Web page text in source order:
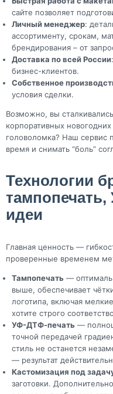
сайте позволяет
Личный менеджер:
ассортименту, срокам,
брендирования – от
Доставка по всей России
бизнес-клиентов.
Собственное
условия сделки.
Возможно, вы
корпоративных
головоломка? Наш сервис
время и снимать “боль”
Технологии
идеи
Главная ценность —
проверенные временем
Тампопечать —
выше, обеспечивает
логотипа, включая
хотите строго
УФ-ДТФ-печать —
точной передачей
стиль не останется
— результат
Кастомизация под
заготовки.